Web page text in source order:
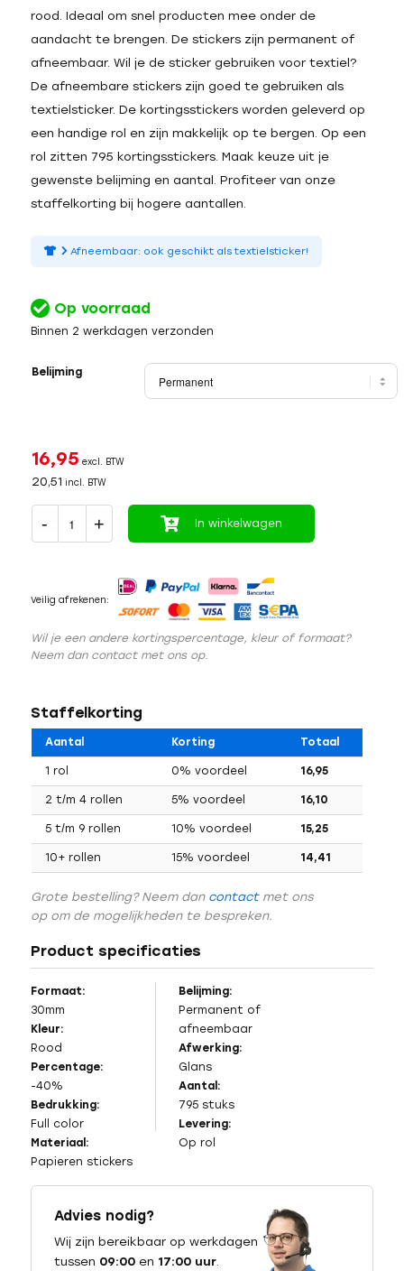
rood. Ideaal om snel producten mee onder de
aandacht te brengen. De stickers zijn permanent of
afneembaar. Wil je de sticker gebruiken voor textiel?
De afneembare stickers zijn goed te gebruiken als
textielsticker. De kortingsstickers worden geleverd op
een handige rol en zijn makkelijk op te bergen. Op een
rol zitten 795 kortingsstickers. Maak keuze uit je
gewenste belijming en aantal. Profiteer van onze
staffelkorting bij hogere aantallen.
Afneembaar: ook geschikt als textielsticker!
Op voorraad
Binnen 2 werkdagen verzonden
Belijming
16,95 excl. BTW
20,51 incl. BTW
In winkelwagen
Veilig afrekenen:
Wil je een andere kortingspercentage, kleur of formaat?
Neem dan contact met ons op.
Staffelkorting
Aantal Korting Totaal
1 rol 0% voordeel 16,95
2 t/m 4 rollen 5% voordeel 16,10
5 t/m 9 rollen 10% voordeel 15,25
10+ rollen 15% voordeel 14,41
Grote bestelling? Neem dan contactmet ons
op om de mogelijkheden te bespreken.
Product specificaties
Formaat:
30mm
Kleur:
Rood
Percentage:
-40%
Bedrukking:
Full color
Materiaal:
Papieren stickers
Belijming:
Permanent of
afneembaar
Afwerking:
Glans
Aantal:
795 stuks
Levering:
Op rol
Advies nodig?
Wij zijn bereikbaar op werkdagen
tussen 09:00en 17:00 uur.